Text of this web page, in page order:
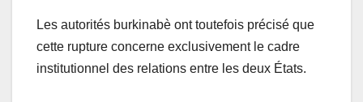
Les autorités burkinabè ont toutefois précisé que
cette rupture concerne exclusivement le cadre
institutionnel des relations entre les deux États.